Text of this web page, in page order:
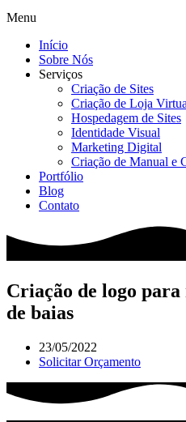
Menu
Início
Sobre Nós
Serviços
Criação de Sites
Criação de Loja
Hospedagem de Sites
Identidade Visual
Marketing Digital
Criação de Manual e
Portfólio
Blog
Contato
Criação de logo
de baias
23/05/2022
Solicitar Orçamento